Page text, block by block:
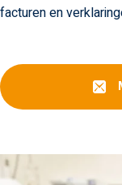
facturen en